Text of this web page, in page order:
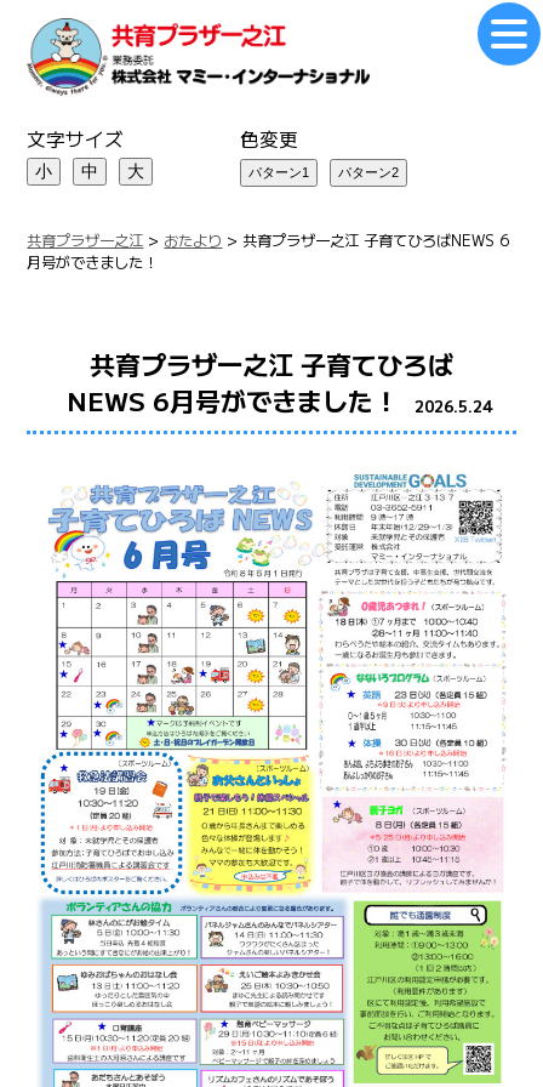
文字サイズ
小 中 大
色変更
共育プラザ一之江 > おたより > 共育プラザ一之江 子育てひろばNEWS 6
月号ができました！
共育プラザ一之江 子育てひろば
NEWS 6月号ができました！
2026.5.24